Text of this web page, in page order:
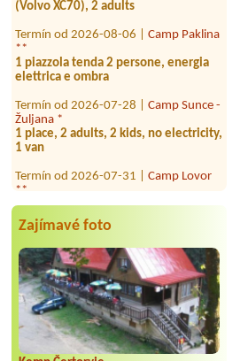
**
1 piazzola tenda 2 persone, energia
elettrica e ombra
Žuljana *
1 place, 2 adults, 2 kids, no electricity,
1 van
**
1 tent 2 person
Termín od 2026-08-03 |
Termín od 2026-08-03 |Camp
Krvavica *
1x Camping place with electricity for a
campervan
Termín od 2026-07-25 |Camp
Wodenča
1x place for tend, 2x people, 1x car
Zajímavé foto